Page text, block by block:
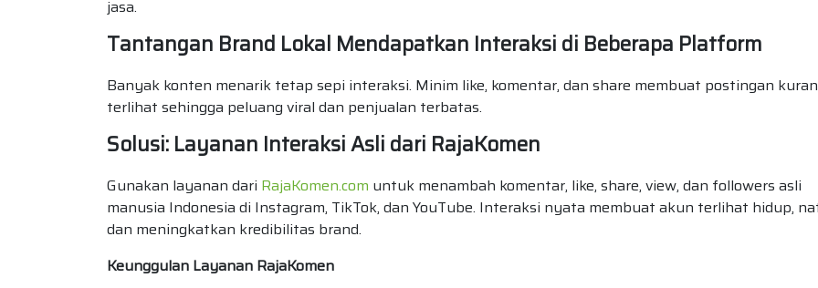
jasa.
Tantangan Brand Lokal Mendapatkan Interaksi di Beberapa Platform
Banyak konten menarik tetap sepi interaksi. Minim like, komentar, dan share membuat postingan
terlihat sehingga peluang viral dan penjualan terbatas.
Solusi: Layanan Interaksi Asli dari RajaKomen
Gunakan layanan dari RajaKomen.com untuk menambah komentar, like, share, view, dan followers asli
manusia Indonesia di Instagram, TikTok, dan YouTube. Interaksi nyata membuat akun terlihat hidup,
dan meningkatkan kredibilitas brand.
Keunggulan Layanan RajaKomen